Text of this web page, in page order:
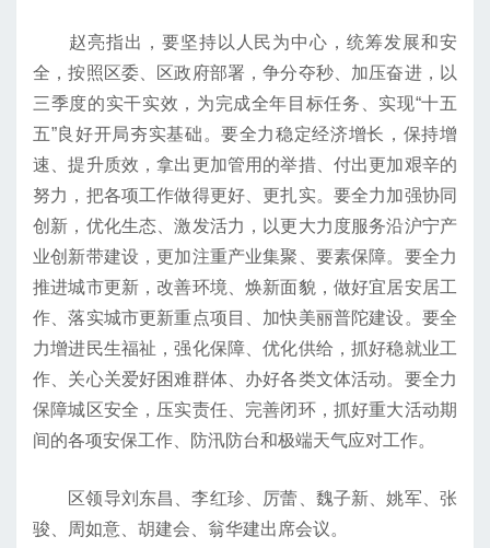
赵亮指出，要坚持以人民为中心，统筹发展和安
全，按照区委、区政府部署，争分夺秒、加压奋进，以
三季度的实干实效，为完成全年目标任务、实现“十五
五”良好开局夯实基础。要全力稳定经济增长，保持增
速、提升质效，拿出更加管用的举措、付出更加艰辛的
努力，把各项工作做得更好、更扎实。要全力加强协同
创新，优化生态、激发活力，以更大力度服务沿沪宁产
业创新带建设，更加注重产业集聚、要素保障。要全力
推进城市更新，改善环境、焕新面貌，做好宜居安居工
作、落实城市更新重点项目、加快美丽普陀建设。要全
力增进民生福祉，强化保障、优化供给，抓好稳就业工
作、关心关爱好困难群体、办好各类文体活动。要全力
保障城区安全，压实责任、完善闭环，抓好重大活动期
间的各项安保工作、防汛防台和极端天气应对工作。
区领导刘东昌、李红珍、厉蕾、魏子新、姚军、张
骏、周如意、胡建会、翁华建出席会议。